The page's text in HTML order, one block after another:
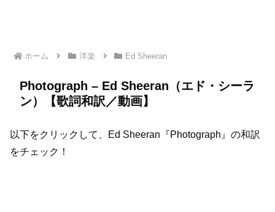
ホーム 洋楽 Ed Sheeran
Photograph – Ed Sheeran（エド・シーラ
ン）【歌詞和訳／動画】
以下をクリックして、Ed Sheeran『Photograph』の和訳
をチェック！